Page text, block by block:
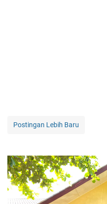
Postingan Lebih Baru